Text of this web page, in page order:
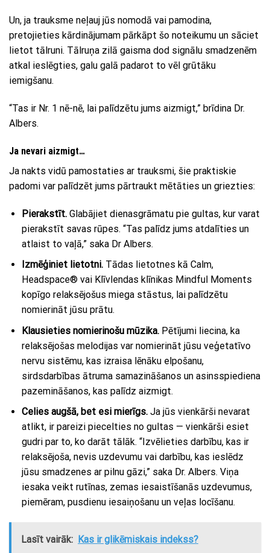
Un, ja trauksme neļauj jūs nomodā vai pamodina,
pretojieties kārdinājumam pārkāpt šo noteikumu un sāciet
lietot tālruni. Tālruņa zilā gaisma dod signālu smadzenēm
atkal ieslēgties, galu galā padarot to vēl grūtāku
iemigšanu.
“Tas ir Nr. 1 nē-nē, lai palīdzētu jums aizmigt,” brīdina Dr.
Albers.
Ja nevari aizmigt…
Ja nakts vidū pamostaties ar trauksmi, šie praktiskie
padomi var palīdzēt jums pārtraukt mētāties un griezties:
Pierakstīt. Glabājiet dienasgrāmatu pie gultas, kur varat
pierakstīt savas rūpes. “Tas palīdz jums atdalīties un
atlaist to vaļā,” saka Dr Albers.
Izmēģiniet lietotni. Tādas lietotnes kā Calm,
Headspace® vai Klīvlendas klīnikas Mindful Moments
kopīgo relaksējošus miega stāstus, lai palīdzētu
nomierināt jūsu prātu.
Klausieties nomierinošu mūzika.Pētījumi liecina, ka
relaksējošas melodijas var nomierināt jūsu veģetatīvo
nervu sistēmu, kas izraisa lēnāku elpošanu,
sirdsdarbības ātruma samazināšanos un asinsspiediena
pazemināšanos, kas palīdz aizmigt.
Celies augšā, bet esi mierīgs.Ja jūs vienkārši nevarat
atlikt, ir pareizi piecelties no gultas — vienkārši esiet
gudri par to, ko darāt tālāk. “Izvēlieties darbību, kas ir
relaksējoša, nevis uzdevumu vai darbību, kas ieslēdz
jūsu smadzenes ar pilnu gāzi,” saka Dr. Albers. Viņa
iesaka veikt rutīnas, zemas iesaistīšanās uzdevumus,
piemēram, pusdienu iesaiņošanu un veļas locīšanu.
Lasīt vairāk: Kas ir glikēmiskais indekss?